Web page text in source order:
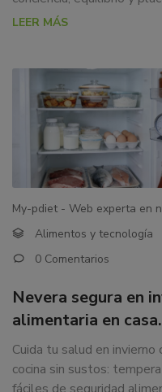
LEER MÁS
My-pdiet - Web experta en
Alimentos y tecnología
0 Comentarios
Nevera segura en
alimentaria en casa.
Cuida tu salud en invierno
cocina sin sustos: